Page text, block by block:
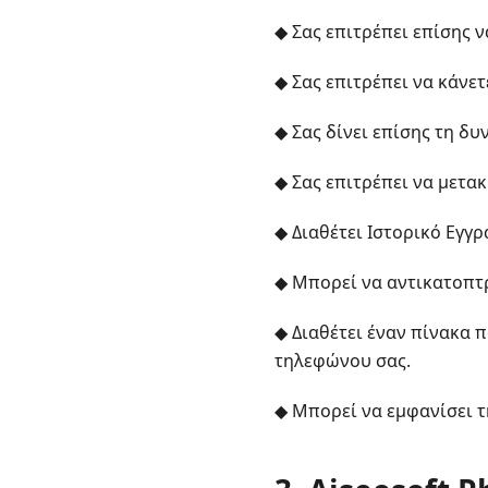
◆ Σας επιτρέπει επίσης
◆ Σας επιτρέπει να
◆ Σας δίνει επίσης τη
◆ Σας επιτρέπει να
◆ Διαθέτει Ιστορικό
◆ Μπορεί να
◆ Διαθέτει έναν πίνακα
τηλεφώνου σας.
◆ Μπορεί να εμφανίσει